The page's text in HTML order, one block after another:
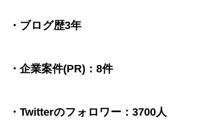
・ブログ歴3年
・企業案件(PR)：8件
・Twitterのフォロワー：3700人